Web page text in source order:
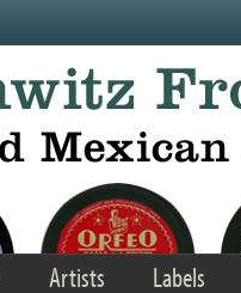
Artists Labels